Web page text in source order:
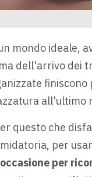
mondo ideale,
dell'arrivo dei
all'ultimo
questo che
per
occasione per